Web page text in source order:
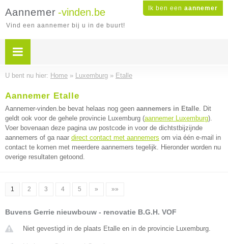
Ik ben een aannemer
Aannemer -vinden.be
Vind een aannemer bij u in de buurt!
U bent nu hier: Home » Luxemburg » Etalle
Aannemer Etalle
Aannemer-vinden.be bevat helaas nog geen aannemers in Etalle. Dit
geldt ook voor de gehele provincie Luxemburg (aannemer Luxemburg).
Voer bovenaan deze pagina uw postcode in voor de dichtstbijzijnde
aannemers of ga naar direct contact met aannemers om via één e-mail in
contact te komen met meerdere aannemers tegelijk. Hieronder worden nu
overige resultaten getoond.
1 2 3 4 5 » »»
Buvens Gerrie nieuwbouw - renovatie B.G.H. VOF
Niet gevestigd in de plaats Etalle en in de provincie Luxemburg.